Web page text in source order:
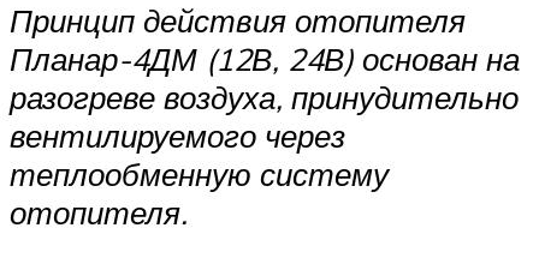
Принцип действия отопителя
Планар-4ДМ (12В, 24В) основан на
разогреве воздуха, принудительно
вен­тилируемого через
теплообменную систему
отопителя.